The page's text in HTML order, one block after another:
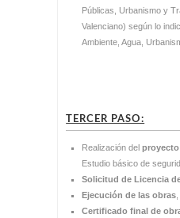
Públicas, Urbanismo y
Valenciano) según lo
Ambiente, Agua,
TERCER PASO:
Realización del
Estudio básico de
Solicitud de Licencia
Ejecución de las obras
Certificado final de